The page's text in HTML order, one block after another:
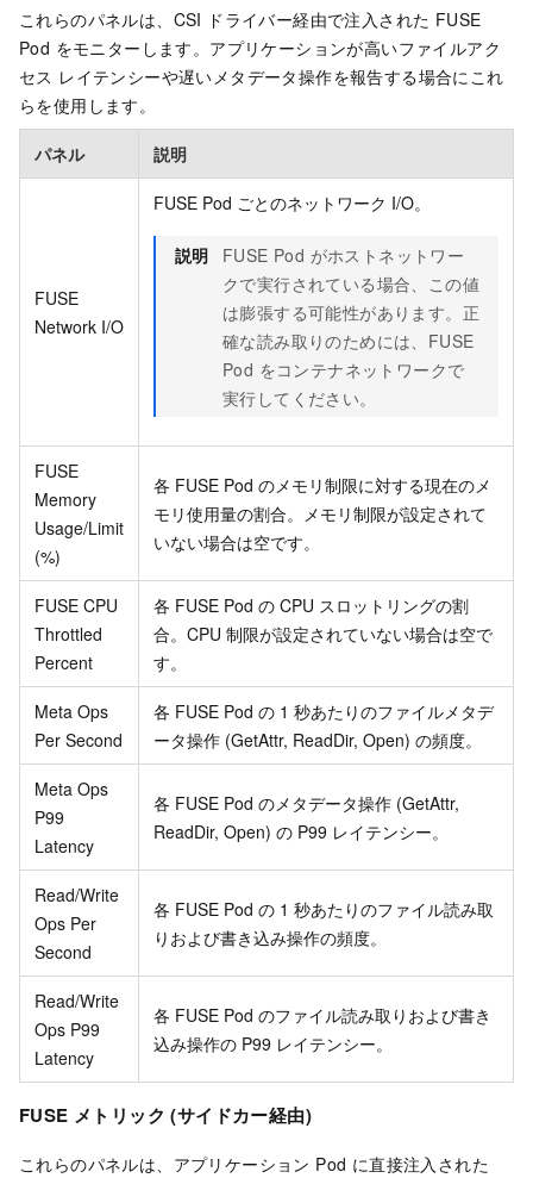
これらのパネルは、CSI ドライバー経由で注入された FUSE
Pod をモニターします。アプリケーションが高いファイルアク
セス レイテンシーや遅いメタデータ操作を報告する場合にこれ
らを使用します。
パネル 説明
FUSE
Network I/O
FUSE Pod ごとのネットワーク I/O。
説明
FUSE Pod がホストネットワー
クで実行されている場合、この値
は膨張する可能性があります。正
確な読み取りのためには、FUSE
Pod をコンテナネットワークで
実行してください。
FUSE
Memory
Usage/Limit
(%)
各 FUSE Pod のメモリ制限に対する現在のメ
モリ使用量の割合。メモリ制限が設定されて
いない場合は空です。
FUSE CPU
Throttled
Percent
各 FUSE Pod の CPU スロットリングの割
合。CPU 制限が設定されていない場合は空で
す。
Meta Ops
Per Second
各 FUSE Pod の 1 秒あたりのファイルメタデ
ータ操作 (GetAttr, ReadDir, Open) の頻度。
Meta Ops
P99
Latency
各 FUSE Pod のメタデータ操作 (GetAttr,
ReadDir, Open) の P99 レイテンシー。
Read/Write
Ops Per
Second
各 FUSE Pod の 1 秒あたりのファイル読み取
りおよび書き込み操作の頻度。
Read/Write
Ops P99
Latency
各 FUSE Pod のファイル読み取りおよび書き
込み操作の P99 レイテンシー。
FUSE メトリック (サイドカー経由)
これらのパネルは、アプリケーション Pod に直接注入された